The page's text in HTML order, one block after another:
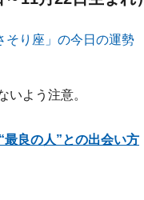
いよう注意。
最良の人”との出会い方